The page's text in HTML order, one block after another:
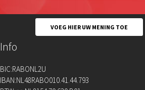
VOEG HIER UW MENING TOE
Info
BIC:RABONL2U
IBAN:NL48RABO010.41.44.793